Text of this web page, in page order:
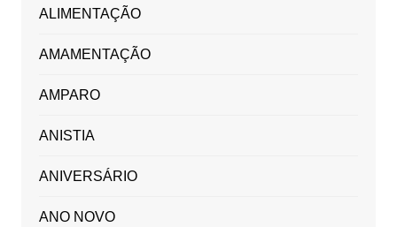
ALIMENTAÇÃO
AMAMENTAÇÃO
AMPARO
ANISTIA
ANIVERSÁRIO
ANO NOVO